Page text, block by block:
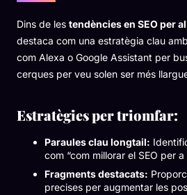
Dins de les tendències en SEO per
destaca com una estratègia clau
com Alexa o Google Assistant per
cerques per veu solen ser més
Estratègies per triomfar:
Paraules clau longtail:
com “com millorar el SEO per
Fragments destacats:
precises per augmentar les